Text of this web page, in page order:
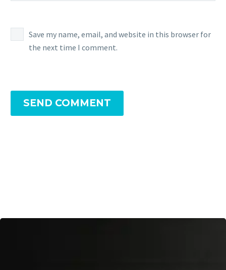
Save my name, email, and website in this browser for
the next time I comment.
SEND COMMENT